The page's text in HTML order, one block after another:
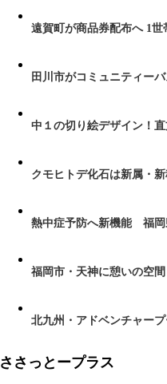
遠賀町が商品券配布へ 1世
田川市がコミュニティー
中１の切り絵デザイン！
クモヒトデ化石は新属・
熱中症予防へ新機能 福岡
福岡市・天神に憩いの空
北九州・アドベンチャー
ささっとープラス